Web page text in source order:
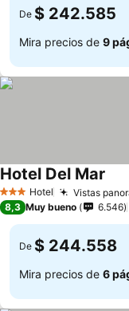
De $ 242.585
Mira precios de 9
3 Estrellas
Hotel Vistas
Hotel Del Mar
8,3 Muy bueno 6.546
De $ 244.558
Mira precios de 6